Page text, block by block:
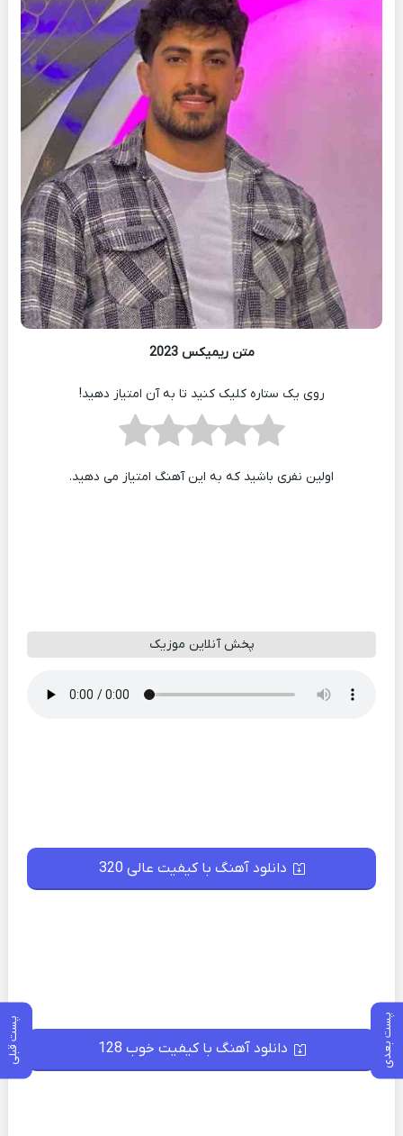
پست بعدی پست قبلی
متن ریمیکس 2023
روی یک ستاره کلیک کنید تا به آن امتیاز دهید!
اولین نفری باشید که به این آهنگ امتیاز می دهید.
پخش آنلاین موزیک
دانلود آهنگ با کیفیت عالی 320
دانلود آهنگ با کیفیت خوب 128